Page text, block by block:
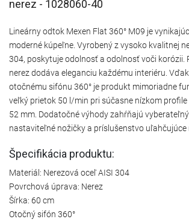
nerez - 1028060-40
Lineárny odtok Mexen Flat 360° M09 je
moderné kúpeľne. Vyrobený z vysoko kvalitnej
304, poskytuje odolnosť a odolnosť voči korózii.
nerez dodáva eleganciu každému interiéru.
otočnému sifónu 360° je produkt mimoriadne
veľký prietok 50 l/min pri súčasne nízkom
52 mm. Dodatočné výhody zahŕňajú
nastaviteľné nožičky a príslušenstvo uľahčujúce
Špecifikácia produktu:
Materiál: Nerezová oceľ AISI 304
Povrchová úprava: Nerez
Šírka: 60 cm
Otočný sifón 360°